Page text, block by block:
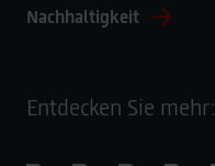
Nachhaltigkeit
Entdecken Sie mehr: